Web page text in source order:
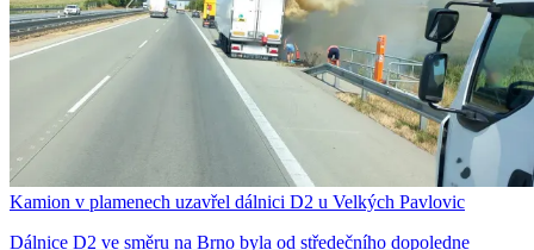
Kamion v plamenech uzavřel dálnici D2 u Velkých Pavlovic
Dálnice D2 ve směru na Brno byla od středečního dopoledne